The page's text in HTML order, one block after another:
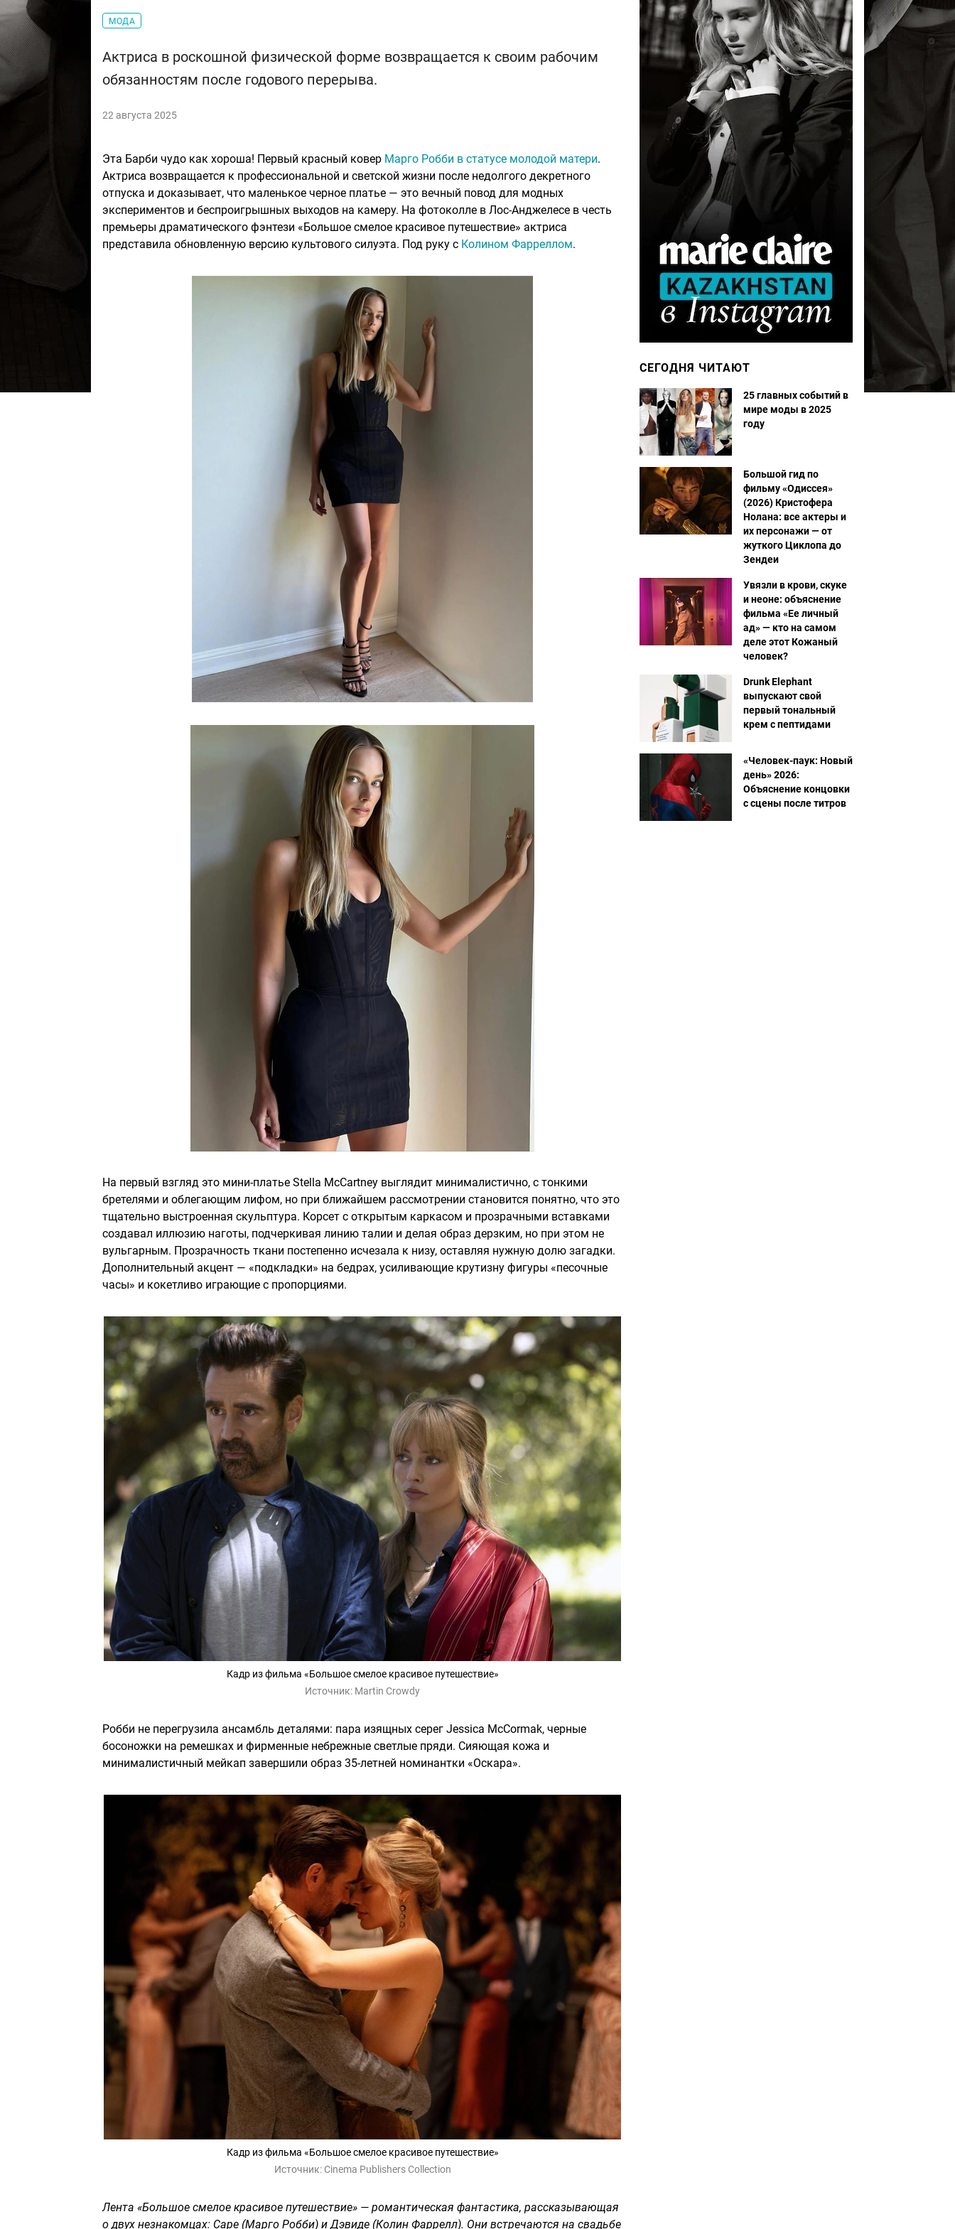
МОДА
Актриса в роскошной физической форме возвращается к своим рабочим
обязанностям после годового перерыва.
22 августа 2025
Эта Барби чудо как хороша! Первый красный ковер Марго Робби в статусе молодой матери.
Актриса возвращается к профессиональной и светской жизни после недолгого декретного
отпуска и доказывает, что маленькое черное платье — это вечный повод для модных
экспериментов и беспроигрышных выходов на камеру. На фотоколле в Лос-Анджелесе в честь
премьеры драматического фэнтези «Большое смелое красивое путешествие» актриса
представила обновленную версию культового силуэта. Под руку с Колином Фарреллом.
На первый взгляд это мини-платье Stella McCartney выглядит минималистично, с тонкими
бретелями и облегающим лифом, но при ближайшем рассмотрении становится понятно, что это
тщательно выстроенная скульптура. Корсет с открытым каркасом и прозрачными вставками
создавал иллюзию наготы, подчеркивая линию талии и делая образ дерзким, но при этом не
вульгарным. Прозрачность ткани постепенно исчезала к низу, оставляя нужную долю загадки.
Дополнительный акцент — «подкладки» на бедрах, усиливающие крутизну фигуры «песочные
часы» и кокетливо играющие с пропорциями.
Кадр из фильма «Большое смелое красивое путешествие»
Источник: Martin Crowdy
Робби не перегрузила ансамбль деталями: пара изящных серег Jessica McCormak, черные
босоножки на ремешках и фирменные небрежные светлые пряди. Сияющая кожа и
минималистичный мейкап завершили образ 35-летней номинантки «Оскара».
Кадр из фильма «Большое смелое красивое путешествие»
Источник: Cinema Publishers Collection
Лента «Большое смелое красивое путешествие» — романтическая фантастика, рассказывающая
о двух незнакомцах: Саре (Марго Робби) и Дэвиде (Колин Фаррелл). Они встречаются на свадьбе
СЕГОДНЯ ЧИТАЮТ
25 главных событий в
мире моды в 2025
году
Большой гид по
фильму «Одиссея»
(2026) Кристофера
Нолана: все актеры и
их персонажи — от
жуткого Циклопа до
Зендеи
Увязли в крови, скуке
и неоне: объяснение
фильма «Ее личный
ад» — кто на самом
деле этот Кожаный
человек?
Drunk Elephant
выпускают свой
первый тональный
крем с пептидами
«Человек-паук: Новый
день» 2026:
Объяснение концовки
с сцены после титров